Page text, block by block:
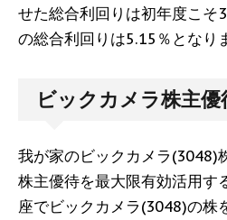
せた総合利回りは初年度こそ
の総合利回りは5.15％となり
ビックカメラ株主優
我が家のビックカメラ(3048)
株主優待を最大限有効活用す
座でビックカメラ(3048)の株